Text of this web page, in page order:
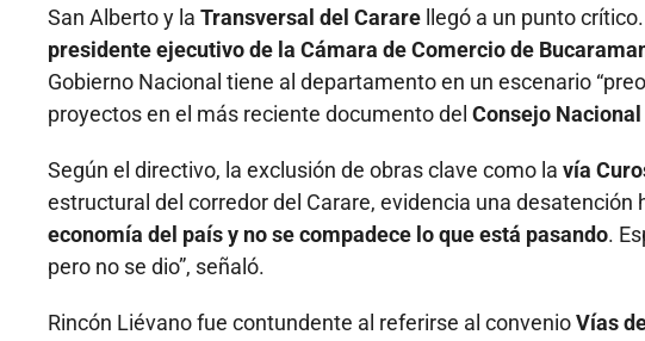
San Alberto y la Transversal del Carare llegó a un punto
presidente ejecutivo de la Cámara de Comercio de
Gobierno Nacional tiene al departamento en un escenario
proyectos en el más reciente documento del Consejo
Según el directivo, la exclusión de obras clave como la vía
estructural del corredor del Carare, evidencia una desatención
economía del país y no se compadece lo que está pasando.
pero no se dio”, señaló.
Rincón Liévano fue contundente al referirse al convenioVías